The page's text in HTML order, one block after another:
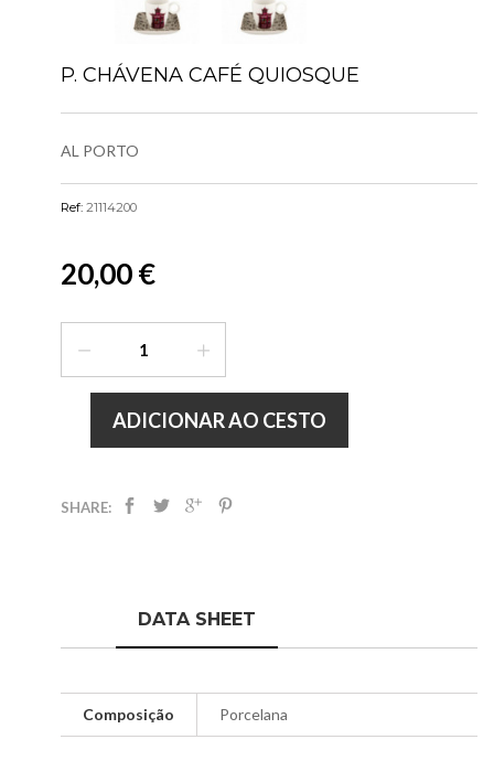
P. CHÁVENA CAFÉ QUIOSQUE
AL PORTO
Ref: 21114200
20,00 €
ADICIONAR AO CESTO
SHARE:
DATA SHEET
Composição Porcelana